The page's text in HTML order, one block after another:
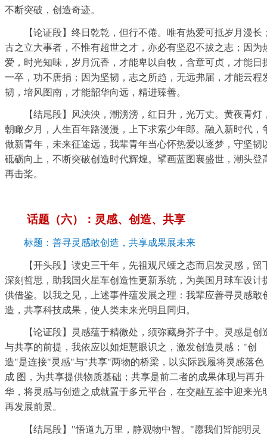
不断突破，创造奇迹。
【论证段】终日乾乾，但行不倦。唯有热爱可抵岁月漫长
古之立大事者，不惟有超世之才，亦必有坚忍不拔之志；因为
爱，时光知味，岁月沉香，才能卑以自牧，含章可贞，才能日
一卒，功不唐捐；因为坚韧，志之所趋，无远弗届，才能云程
韧，培风图南，才能韶华向远，精进臻善。
【结尾段】风泱泱，潮滂滂，红日升，光万丈。黄夜青灯
朝瞰夕月，人生百年路漫漫，上下求索少年郎。融入新时代，
做新青年，未来征途远，我辈青年当心怀热爱以逐梦，守坚韧
砥砺向上，不断突破创造时代辉煌。擘画蓝图襄盛世，潮头登
再击桨。
话题（六）：灵感、创造、共享
标题：善寻灵感敢创造，共享成果展未来
【开头段】读史三千年，先祖观尺蠖之态而启发灵感，留
深刻哲思，助我国火星车创造性更新系统，为美国月球车设计
供借鉴。以我之见，上述事件蕴发展之理：我辈应善寻灵感敢
造，共享科技成果，使人类未来光明且同归。
【论证段】灵感蕴于精微处，须弥藏身芥子中。灵感是创
与共享的前提，我依应以如炬慧眼识之，激发创造灵感；"创
造"是连接"灵感"与"共享"两物的桥梁，以实际践履将灵感落色
成 图，为共享提供物质基础；共享是前二者的成果体现与再升
华，将灵感与创造之成就置于多元平台，在交融互鉴中迎来光
再发展前景。
【结尾段】"悟道九万里，静观物中智。"愿我们皆能明灵